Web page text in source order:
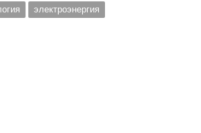
электроэнергия